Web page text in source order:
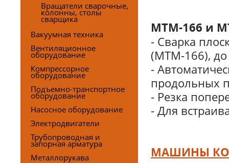
МТМ-166 и
- Сварка
(МТМ-166),
-
продольных
- Резка
- Для
МАШИНЫ
Вращатели сварочные,
колонны, столы
сварщика
Вакуумная техника
Вентиляционное
оборудование
Компрессорное
оборудование
Подъемно-транспортное
оборудование
Насосное оборудование
Электродвигатели
Трубопроводная и
запорная арматура
Металлорукава